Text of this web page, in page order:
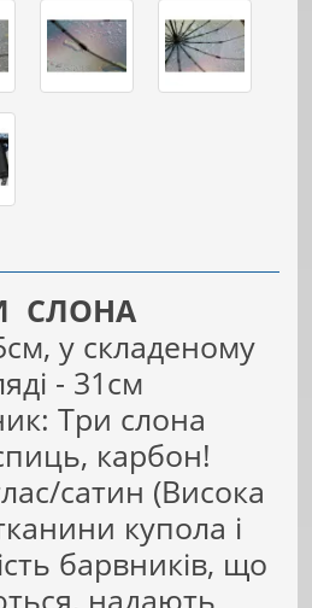
СЛОНА
у складеному
- 31см
Три слона
карбон!
сатин (Висока
купола і
барвників, що